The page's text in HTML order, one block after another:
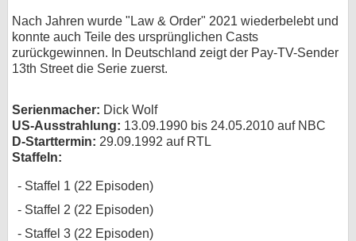
Nach Jahren wurde "Law & Order" 2021 wiederbelebt und
konnte auch Teile des ursprünglichen Casts
zurückgewinnen. In Deutschland zeigt der Pay-TV-Sender
13th Street die Serie zuerst.
Serienmacher: Dick Wolf
US-Ausstrahlung: 13.09.1990 bis 24.05.2010 auf NBC
D-Starttermin: 29.09.1992 auf RTL
Staffeln:
Staffel 1 (22 Episoden)
Staffel 2 (22 Episoden)
Staffel 3 (22 Episoden)
Cookie-Einstellungen
Impressum